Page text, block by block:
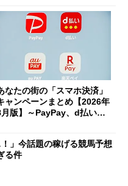
なたの街の「スマホ決済」
ャンペーンまとめ【2026年
版】～PayPay、d払い、a
」今話題の稼げる競馬予想
る件